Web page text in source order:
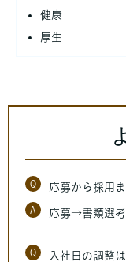
健康
厚生
Q 応募から採用
A 応募→書類選考
Q 入社日の調整